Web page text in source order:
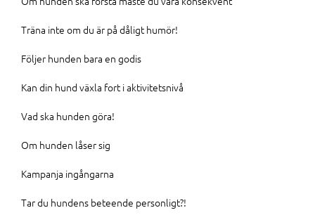
Träna inte om du är på dåligt humör!
Följer hunden bara en godis
Kan din hund växla fort i aktivitetsnivå
Vad ska hunden göra!
Om hunden låser sig
Kampanja ingångarna
Tar du hundens beteende personligt?!